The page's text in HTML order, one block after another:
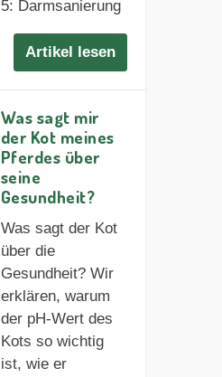
5: Darmsanierung
Artikel lesen
Was sagt mir
der Kot meines
Pferdes über
seine
Gesundheit?
Was sagt der Kot
über die
Gesundheit? Wir
erklären, warum
der pH-Wert des
Kots so wichtig
ist, wie er